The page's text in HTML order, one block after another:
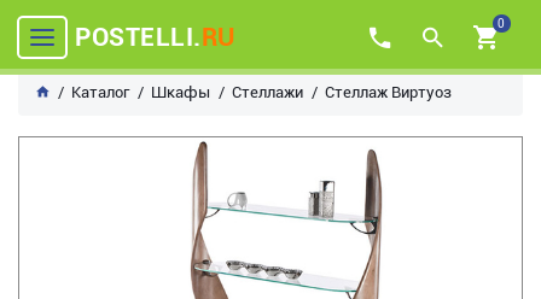
POSTELLI.RU 0
Каталог Шкафы Стеллажи Стеллаж Виртуоз